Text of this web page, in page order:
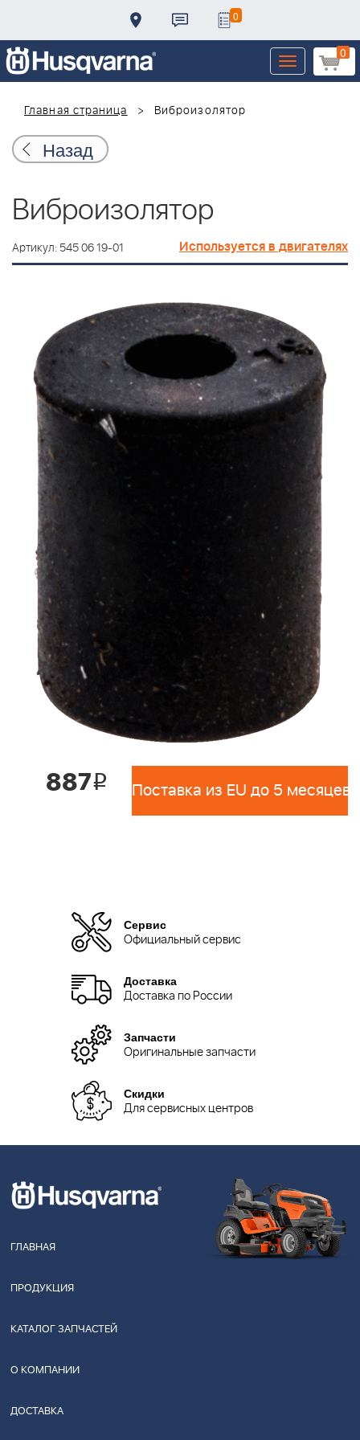
0
0
Toggle
navigation
Главная страница
Виброизолятор
Назад
Виброизолятор
Артикул: 545 06 19-01 Используется в двигателях
887i Поставка из EU до 5 месяцев
Сервис
Официальный сервис
Доставка
Доставка по России
Запчасти
Оригинальные запчасти
Скидки
Для сервисных центров
ГЛАВНАЯ
ПРОДУКЦИЯ
КАТАЛОГ ЗАПЧАСТЕЙ
О КОМПАНИИ
ДОСТАВКА